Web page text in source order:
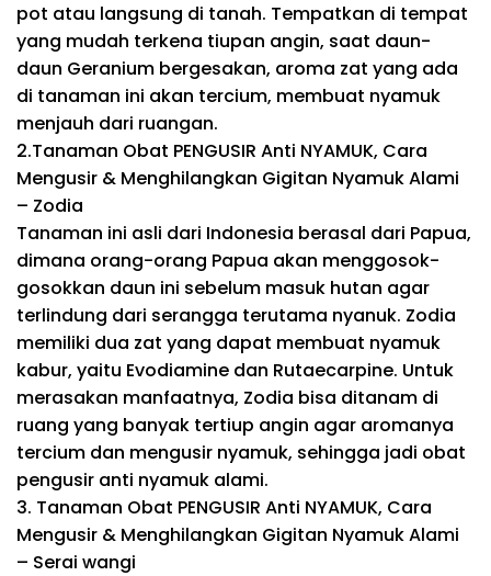
pot atau langsung di tanah. Tempatkan di tempat
yang mudah terkena tiupan angin, saat daun-
daun Geranium bergesakan, aroma zat yang ada
di tanaman ini akan tercium, membuat nyamuk
menjauh dari ruangan.
2.Tanaman Obat PENGUSIR Anti NYAMUK, Cara
Mengusir & Menghilangkan Gigitan Nyamuk Alami
– Zodia
Tanaman ini asli dari Indonesia berasal dari Papua,
dimana orang-orang Papua akan menggosok-
gosokkan daun ini sebelum masuk hutan agar
terlindung dari serangga terutama nyanuk. Zodia
memiliki dua zat yang dapat membuat nyamuk
kabur, yaitu Evodiamine dan Rutaecarpine. Untuk
merasakan manfaatnya, Zodia bisa ditanam di
ruang yang banyak tertiup angin agar aromanya
tercium dan mengusir nyamuk, sehingga jadi obat
pengusir anti nyamuk alami.
3. Tanaman Obat PENGUSIR Anti NYAMUK, Cara
Mengusir & Menghilangkan Gigitan Nyamuk Alami
– Serai wangi